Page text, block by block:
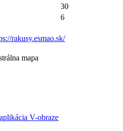
30
6
rakusy.esmao.sk/
mapa